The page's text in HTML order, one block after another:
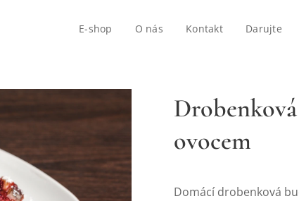
E-shop O nás Kontakt Darujte
ovocem
Domácí drobenková